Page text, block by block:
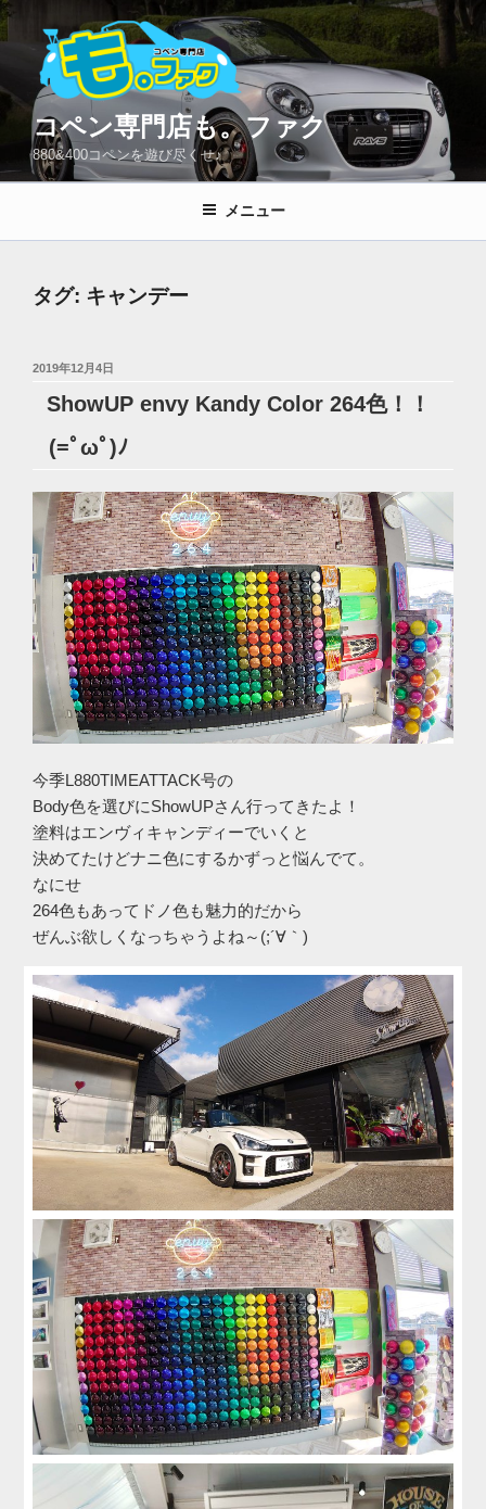
コ
ン
ン
ス
プ
コペン専門店も。ファク
880&400コペンを遊び尽くせ♪
メニュー
タグ: キャンデー
投
日:
2019年12月4日
ShowUP envy Kandy Color 264色！！
(=ﾟωﾟ)ﾉ
今季L880TIMEATTACK号の
Body色を選びにShowUPさん行ってきたよ！
塗料はエンヴィキャンディーでいくと
決めてたけどナニ色にするかずっと悩んでて。
なにせ
264色もあってドノ色も魅力的だから
ぜんぶ欲しくなっちゃうよね～(;´∀｀)